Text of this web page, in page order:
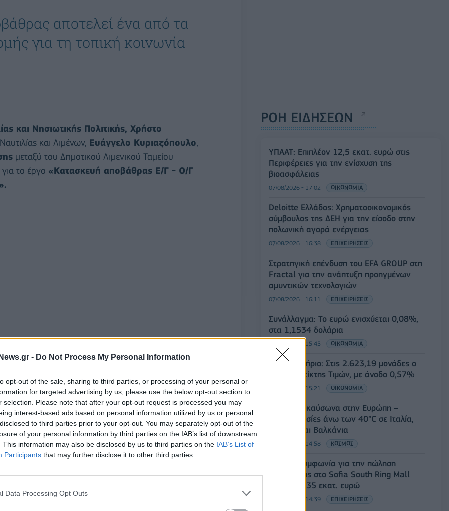
- Do Not Process My Personal Information
opt-out of the sale, sharing to third parties, or processing of your personal or
for targeted advertising by us, please use the below opt-out section to
selection. Please note that after your opt-out request is processed you may
interest-based ads based on personal information utilized by us or personal
to third parties prior to your opt-out. You may separately opt-out of the
of your personal information by third parties on the IAB’s list of downstream
This information may also be disclosed by us to third parties on the IAB’s List of
Participants that may further disclose it to other third parties.
Data Processing Opt Outs
αποτελεί ένα από τα
για τη τοπική κοινωνία
και Νησιωτικής Πολιτικής, Χρήστο
και Λιμένων, Ευάγγελο Κυριαζόπουλο
μεταξύ του Δημοτικού Λιμενικού Ταμείου
το έργο «Κατασκευή αποβάθρας Ε/Γ - Ο/Γ
Σχεδιασμού Ανάπτυξης Λιμένων (ΕΣΑΛ),είναι
Ναυτιλίας και Λιμένων), μέσω του ΕΣΠΑ και
ένα από τα σημαντικότερα έργα υποδομής
σχεδόν 15 χρόνια διεργασιών, δίνεται οριστική
πλοίων στο νησί αλλά και
το νησί. Παράλληλα, θα απελευθερωθεί ένα
της Καλύμνου από την κυκλοφοριακή
με τις σχετικές αναπλάσεις, θα αποδώσει στην
ΡΟΗ ΕΙΔΗΣΕΩΝ
ΥΠΑΑΤ: Επιπλέον 12,5 εκατ. ευρώ στις
Περιφέρειες για την ενίσχυση της
βιοασφάλειας
07/08/2026 - 17:02 ΟΙΚΟΝΟΜΙΑ
Deloitte Ελλάδος: Χρηματοοικονομικός
σύμβουλος της ΔΕΗ για την είσοδο στην
πολωνική αγορά ενέργειας
07/08/2026 - 16:38 ΕΠΙΧΕΙΡΗΣΕΙΣ
Στρατηγική επένδυση του EFA GROUP στη
Fractal για την ανάπτυξη προηγμένων
αμυντικών τεχνολογιών
07/08/2026 - 16:11 ΕΠΙΧΕΙΡΗΣΕΙΣ
Συνάλλαγμα: Το ευρώ ενισχύεται 0,08%,
στα 1,1534 δολάρια
07/08/2026 - 15:45 ΟΙΚΟΝΟΜΙΑ
Χρηματιστήριο: Στις 2.623,19 μονάδες ο
Γενικός Δείκτης Τιμών, με άνοδο 0,57%
07/08/2026 - 15:21 ΟΙΚΟΝΟΜΙΑ
Νέο κύμα καύσωνα στην Ευρώπη –
Θερμοκρασίες άνω των 40°C σε Ιταλία,
Ισπανία και Βαλκάνια
07/08/2026 - 14:58 ΚΟΣΜΟΣ
Fourlis: Συμφωνία για την πώληση
συμμετοχής στο Sofia South Ring Mall
έναντι 49,35 εκατ. ευρώ
07/08/2026 - 14:39 ΕΠΙΧΕΙΡΗΣΕΙΣ